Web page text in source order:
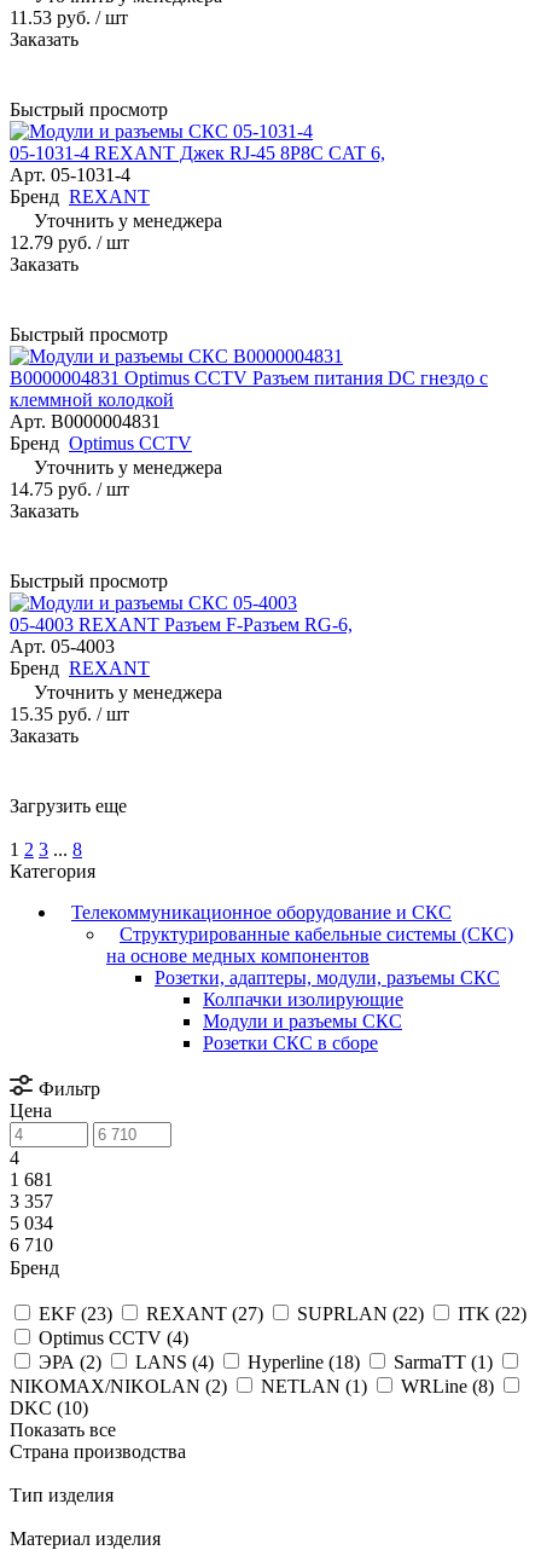
11.53 руб. / шт
Заказать
Быстрый просмотр
05-1031-4 REXANT Джек RJ-45 8P8C CAT 6,
Арт. 05-1031-4
Бренд REXANT
Уточнить у менеджера
12.79 руб. / шт
Заказать
Быстрый просмотр
В0000004831 Optimus CCTV Разъем питания DC гнездо с
клеммной колодкой
Арт. В0000004831
Бренд Optimus CCTV
Уточнить у менеджера
14.75 руб. / шт
Заказать
Быстрый просмотр
05-4003 REXANT Разъем F-Разъем RG-6,
Арт. 05-4003
Бренд REXANT
Уточнить у менеджера
15.35 руб. / шт
Заказать
Загрузить еще
1 2 3 ... 8
Категория
Телекоммуникационное оборудование и СКС
Структурированные кабельные системы (СКС)
на основе медных компонентов
Розетки, адаптеры, модули, разъемы СКС
Колпачки изолирующие
Модули и разъемы СКС
Розетки СКС в сборе
Фильтр
Цена
4
1 681
3 357
5 034
6 710
Бренд
EKF (23) REXANT (27) SUPRLAN (22) ITK (22)
Optimus CCTV (4)
ЭРА (2) LANS (4) Hyperline (18) SarmaTT (1)
NIKOMAX/NIKOLAN (2) NETLAN (1) WRLine (8)
DKC (10)
Показать все
Страна производства
Тип изделия
Материал изделия